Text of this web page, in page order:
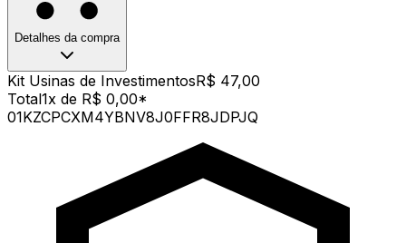
Detalhes da compra
Kit Usinas de InvestimentosR$ 47,00
Total1x de R$ 0,00*
01KZCPCXM4YBNV8J0FFR8JDPJQ